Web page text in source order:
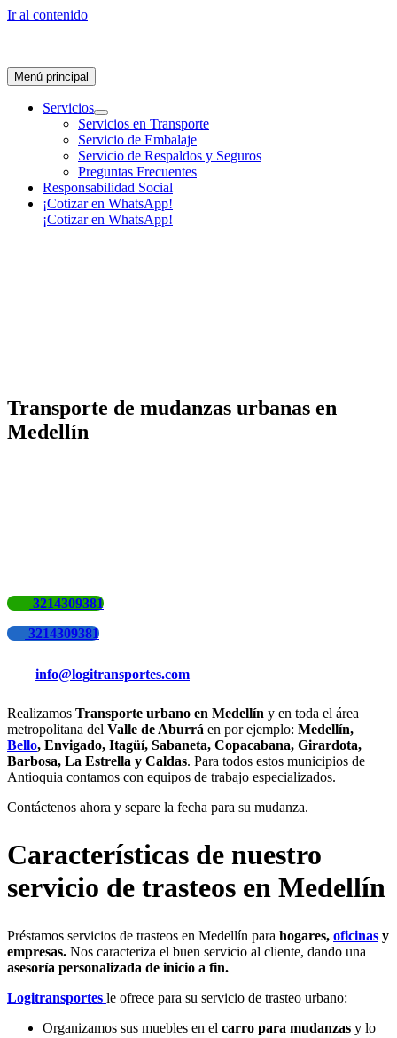
Ir al contenido
Menú principal
Servicios
Servicios en Transporte
Servicio de Embalaje
Servicio de Respaldos y Seguros
Preguntas Frecuentes
Responsabilidad Social
¡Cotizar en WhatsApp!
¡Cotizar en WhatsApp!
Transporte de mudanzas urbanas en
Medellín
3214309381
3214309381
info@logitransportes.com
Realizamos Transporte urbano en Medellín y en toda el área
metropolitana del Valle de Aburrá en por ejemplo: Medellín,
Bello, Envigado, Itagüí, Sabaneta, Copacabana, Girardota,
Barbosa, La Estrella y Caldas. Para todos estos municipios de
Antioquia contamos con equipos de trabajo especializados.
Contáctenos ahora y separe la fecha para su mudanza.
Características de nuestro
servicio de trasteos en Medellín
Préstamos servicios de trasteos en Medellín para hogares, oficinas y
empresas. Nos caracteriza el buen servicio al cliente, dando una
asesoría personalizada de inicio a fin.
Logitransportes le ofrece para su servicio de trasteo urbano:
Organizamos sus muebles en el carro para mudanzas y lo